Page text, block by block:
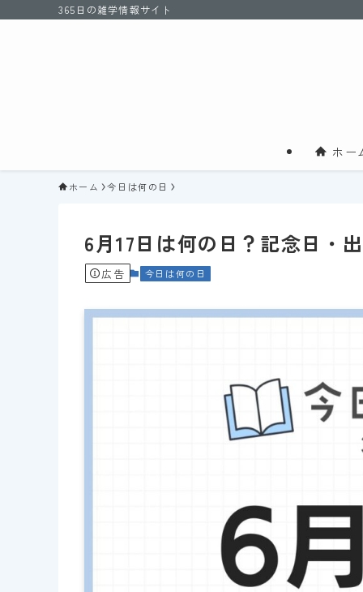
365日の雑学情報サイト
ホー
ホーム 今日は何の日
6月17日は何の日？記念日・
広告 今日は何の日